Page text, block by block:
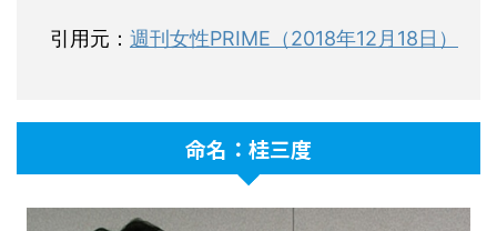
引用元： 週刊女性PRIME（2018年12月18日）
命名：桂三度